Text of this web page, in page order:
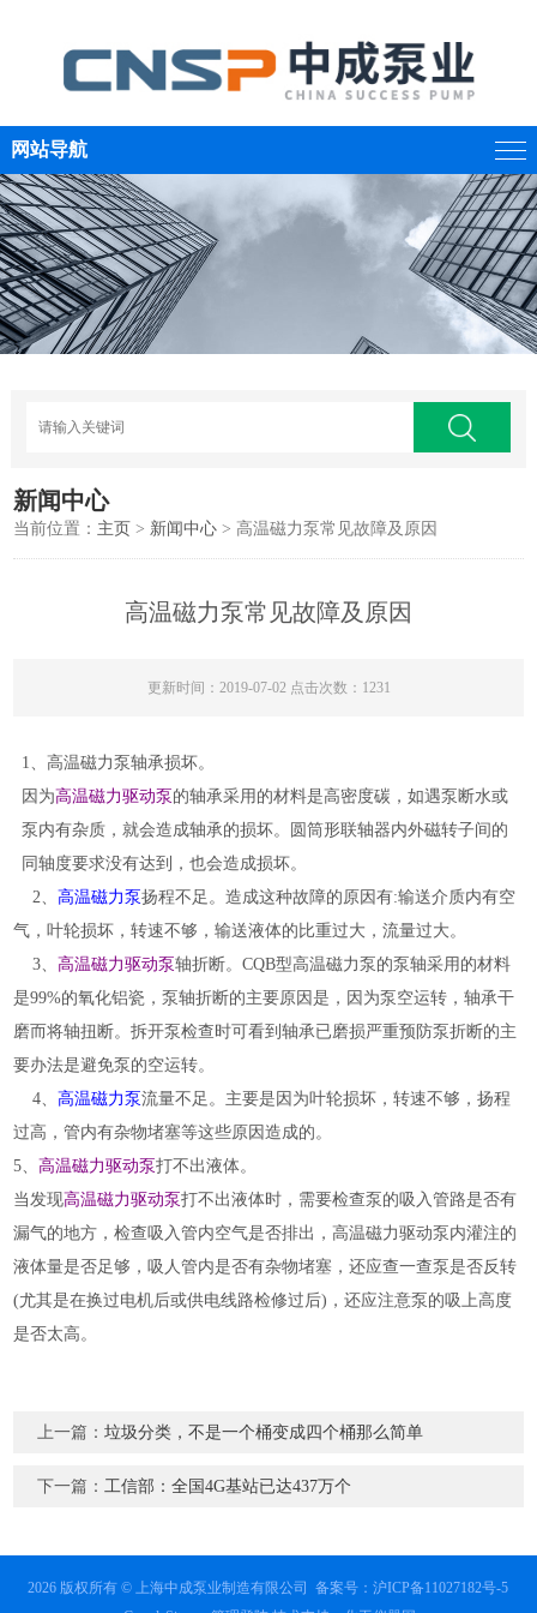
网站导航
新闻中心
当前位置： 主页 > 新闻中心 > 高温磁力泵常见故障及原因
高温磁力泵常见故障及原因
更新时间：2019-07-02 点击次数：1231
1、高温磁力泵轴承损坏。
因为高温磁力驱动泵 的轴承采用的材料是高密度碳，如遇泵断水或
泵内有杂质，就会造成轴承的损坏。圆筒形联轴器内外磁转子间的
同轴度要求没有达到，也会造成损坏。
2、高温磁力泵扬程不足。造成这种故障的原因有:输送介质内有空
气，叶轮损坏，转速不够，输送液体的比重过大，流量过大。
3、高温磁力驱动泵轴折断。CQB型高温磁力泵的泵轴采用的材料
是99%的氧化铝瓷，泵轴折断的主要原因是，因为泵空运转，轴承干
磨而将轴扭断。拆开泵检查时可看到轴承已磨损严重预防泵折断的主
要办法是避免泵的空运转。
4、高温磁力泵流量不足。主要是因为叶轮损坏，转速不够，扬程
过高，管内有杂物堵塞等这些原因造成的。
5、高温磁力驱动泵打不出液体。
当发现高温磁力驱动泵打不出液体时，需要检查泵的吸入管路是否有
漏气的地方，检查吸入管内空气是否排出，高温磁力驱动泵内灌注的
液体量是否足够，吸人管内是否有杂物堵塞，还应查一查泵是否反转
(尤其是在换过电机后或供电线路检修过后)，还应注意泵的吸上高度
是否太高。
上一篇：垃圾分类，不是一个桶变成四个桶那么简单
下一篇：工信部：全国4G基站已达437万个
2026 版权所有 © 上海中成泵业制造有限公司备案号：沪ICP备11027182号-5